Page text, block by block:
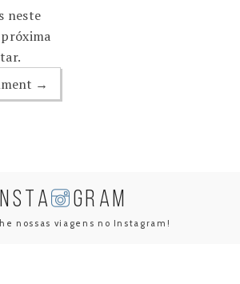
neste
GRAM
nossas viagens no Instagram!